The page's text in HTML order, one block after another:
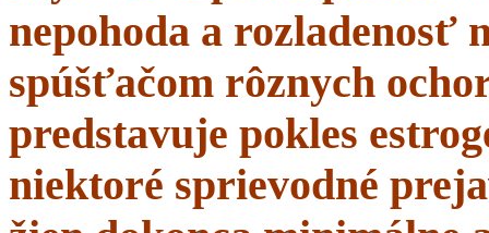
nepohoda a
spúšťačom rôznych
predstavuje pokles
niektoré sprievodné